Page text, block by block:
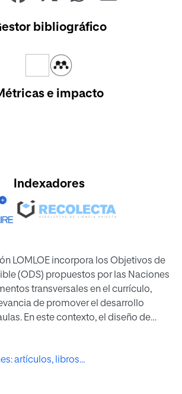
bibliográfico
e impacto
Indexadores
LOMLOE incorpora los Objetivos de
(ODS) propuestos por las Naciones
transversales en el currículo,
de promover el desarrollo
En este contexto, el diseño de
para su efectiva implementación. Por
presente investigación ha sido
didácticas que futuros docentes de
artículos, libros...